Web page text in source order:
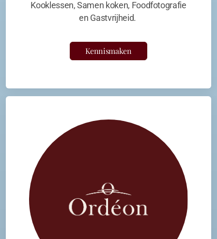
Kooklessen, Samen koken, Foodfotografie
en Gastvrijheid.
Kennismaken